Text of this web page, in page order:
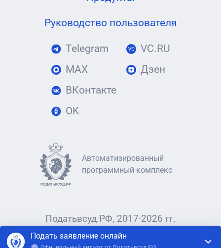
Подать заявление онлайн
Руководство пользователя
Telegram
MAX
ВКонтакте
OK
VC.RU
Дзен
Автоматизированный
программный комплекс
Податьвсуд.РФ, 2017-2026 гг.